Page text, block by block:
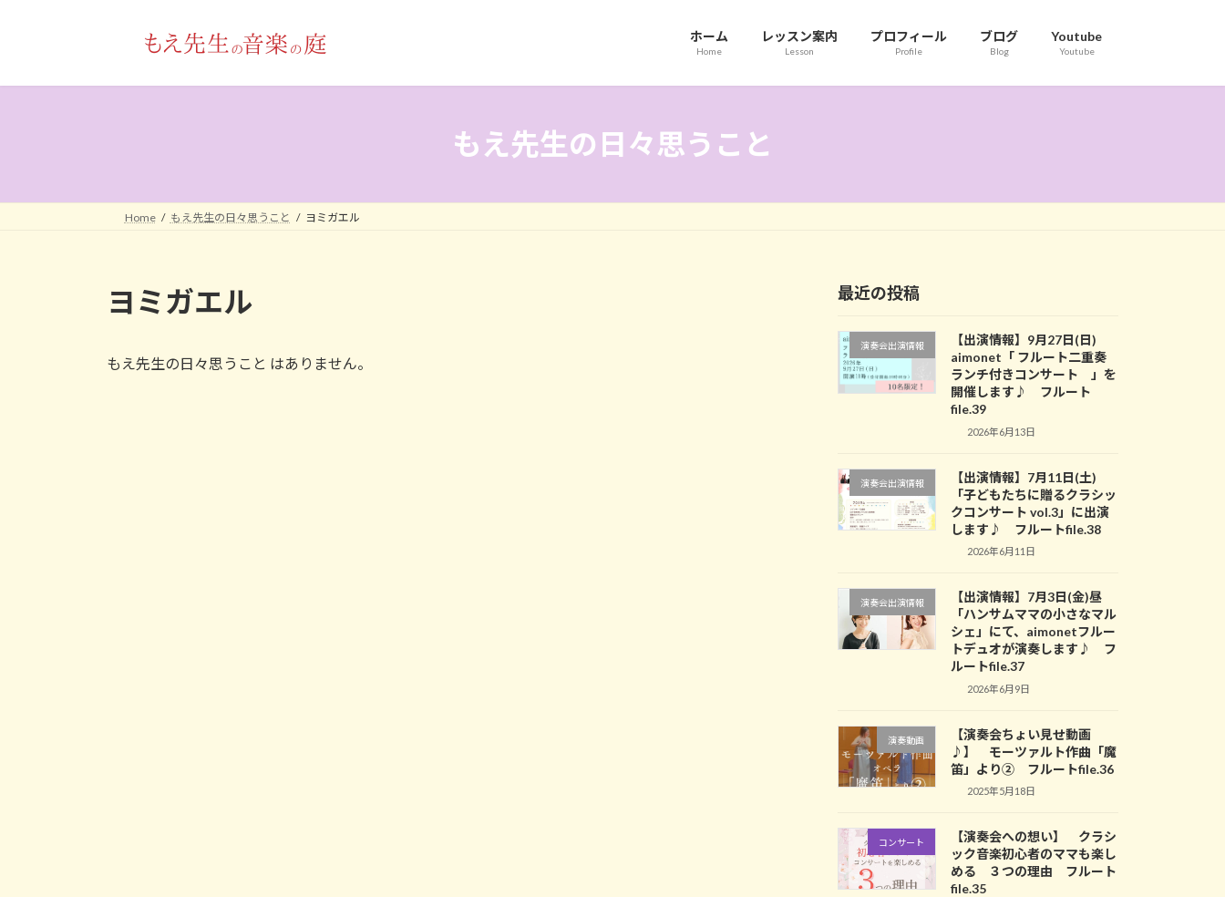
プ
動
ホーム
Home
レッスン案内
Lesson
プロフィール
Profile
ブログ
Blog
Youtube
Youtube
もえ先生の日々思うこと
Home もえ先生の日々思うこと ヨミガエル
ヨミガエル
もえ先生の日々思うこと はありません。
最近の投稿
演奏会出演情報
【出演情報】9月27日(日)
aimonet「 フルート二重奏
ランチ付きコンサート 」を
開催します♪ フルート
file.39
2026年6月13日
演奏会出演情報
【出演情報】7月11日(土)
「子どもたちに贈るクラシッ
クコンサート vol.3」に出演
します♪ フルートfile.38
2026年6月11日
演奏会出演情報
【出演情報】7月3日(金)昼
「ハンサムママの小さなマル
シェ」にて、aimonetフルー
トデュオが演奏します♪ フ
ルートfile.37
2026年6月9日
演奏動画
【演奏会ちょい見せ動画
♪】 モーツァルト作曲「魔
笛」より② フルートfile.36
2025年5月18日
コンサート
【演奏会への想い】 クラシ
ック音楽初心者のママも楽し
める ３つの理由 フルート
file.35